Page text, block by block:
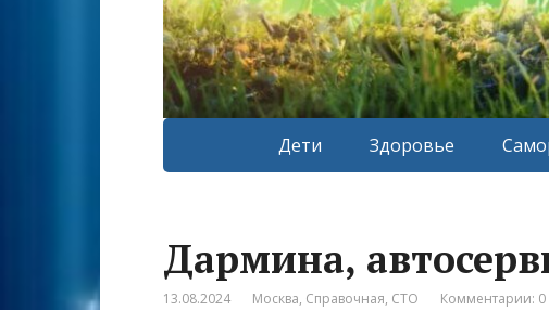
Дети Здоровье
Дармина,
13.08.2024 Москва, Справочная, СТО Комментарии: 0